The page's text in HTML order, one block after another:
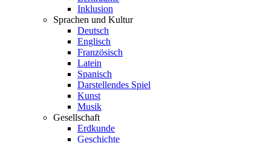
Inklusion
Sprachen und Kultur
Deutsch
Englisch
Französisch
Latein
Spanisch
Darstellendes Spiel
Kunst
Musik
Gesellschaft
Erdkunde
Geschichte